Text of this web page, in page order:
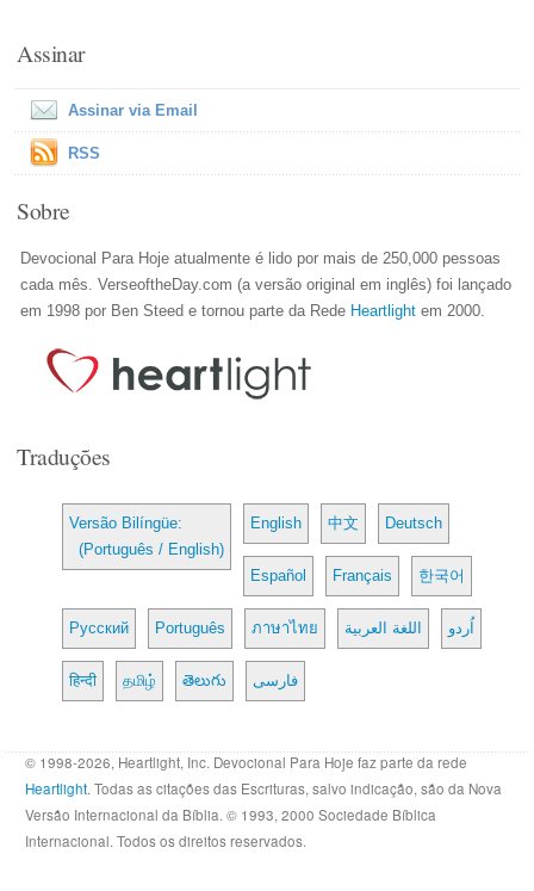
Assinar
Assinar via Email
RSS
Sobre
Devocional Para Hoje atualmente é lido por mais de 250,000 pessoas
cada mês. VerseoftheDay.com (a versão original em inglês) foi lançado
em 1998 por Ben Steed e tornou parte da Rede Heartlight em 2000.
Traduções
Versão Bilíngüe:
(Português / English)
English 中文 Deutsch
Español Français 한국어
Русский Português ภาษาไทย اللغة العربية اُردو
हिन्दी தமிழ் తెలుగు فارسی
© 1998-2026, Heartlight, Inc. Devocional Para Hoje faz parte da rede
Heartlight. Todas as citações das Escrituras, salvo indicação, são da Nova
Versão Internacional da Bíblia. © 1993, 2000 Sociedade Bíblica
Internacional. Todos os direitos reservados.